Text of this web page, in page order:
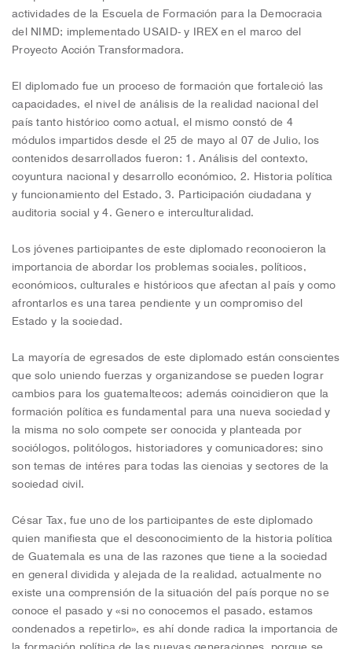
actividades de la Escuela de Formación para la Democracia
del NIMD; implementado USAID- y IREX en el marco del
Proyecto Acción Transformadora.
El diplomado fue un proceso de formación que fortaleció las
capacidades, el nivel de análisis de la realidad nacional del
país tanto histórico como actual, el mismo constó de 4
módulos impartidos desde el 25 de mayo al 07 de Julio, los
contenidos desarrollados fueron: 1. Análisis del contexto,
coyuntura nacional y desarrollo económico, 2. Historia política
y funcionamiento del Estado, 3. Participación ciudadana y
auditoria social y 4. Genero e interculturalidad.
Los jóvenes participantes de este diplomado reconocieron la
importancia de abordar los problemas sociales, políticos,
económicos, culturales e históricos que afectan al país y como
afrontarlos es una tarea pendiente y un compromiso del
Estado y la sociedad.
La mayoría de egresados de este diplomado están conscientes
que solo uniendo fuerzas y organizandose se pueden lograr
cambios para los guatemaltecos; además coincidieron que la
formación política es fundamental para una nueva sociedad y
la misma no solo compete ser conocida y planteada por
sociólogos, politólogos, historiadores y comunicadores; sino
son temas de intéres para todas las ciencias y sectores de la
sociedad civil.
César Tax, fue uno de los participantes de este diplomado
quien manifiesta que el desconocimiento de la historia política
de Guatemala es una de las razones que tiene a la sociedad
en general dividida y alejada de la realidad, actualmente no
existe una comprensión de la situación del país porque no se
conoce el pasado y «si no conocemos el pasado, estamos
condenados a repetirlo», es ahí donde radica la importancia de
la formación política de las nuevas generaciones, porque se